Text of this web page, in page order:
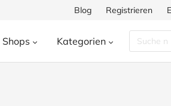
Blog Registrieren
Shops Kategorien